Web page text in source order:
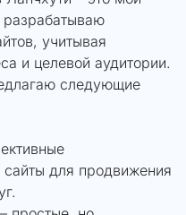
учитывая
и целевой аудитории.
следующие
сайты для продвижения